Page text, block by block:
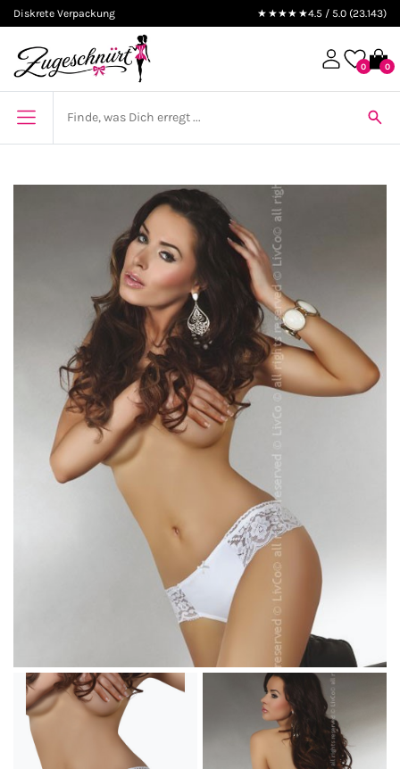
Diskrete Verpackung ★★★★★4.5 / 5.0 (23.143)
0 0